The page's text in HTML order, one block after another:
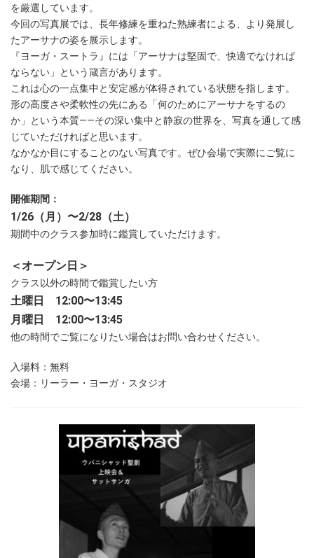
を厳選しています。
今回の写真展では、長年修練を重ねた熟練者による、より発展し
たアーサナの姿を展示します。
『ヨーガ・スートラ』には「アーサナは堅固で、快適でなければ
ならない」という箴言があります。
これは心の一点集中と安定感が体得されている状態を指します。
形の高度さや柔軟性の先にある「何のためにアーサナをするの
か」という本質――その深い集中と静寂の世界を、写真を通して感
じていただければと思います。
なかなか目にすることのない写真です。ぜひ会場で実際にご覧に
なり、肌で感じてください。
開催期間：
1/26（月）〜2/28（土）
期間中のクラス参加時に鑑賞していただけます。
＜オープン日＞
クラス以外の時間で鑑賞したい方
土曜日 12:00〜13:45
月曜日 12:00〜13:45
他の時間でご覧になりたい場合はお問い合わせください。
入場料：無料
会場：リーラー・ヨーガ・スタジオ